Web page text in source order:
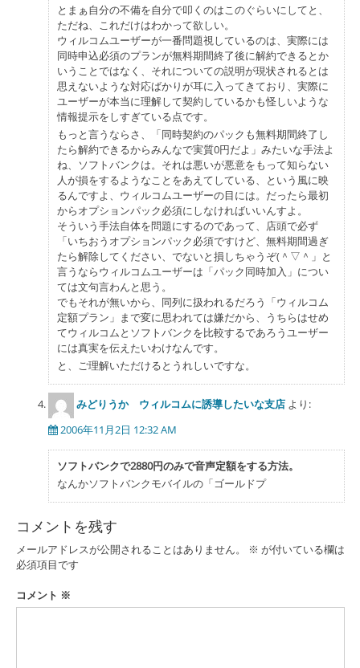
とまぁ自分の不備を自分で叩くのはこのぐらいにしてと、
ただね、これだけはわかって欲しい。
ウィルコムユーザーが一番問題視しているのは、実際には
同時申込必須のプランが無料期間終了後に解約できるとか
いうことではなく、それについての説明が現状されるとは
思えないような対応ばかりが耳に入ってきており、実際に
ユーザーが本当に理解して契約しているかも怪しいような
情報提示をしすぎている点です。
もっと言うならさ、「同時契約のパックも無料期間終了し
たら解約できるからみんなで実質0円だよ」みたいな手法よ
ね、ソフトバンクは。それは悪いが悪意をもって知らない
人が損をするようなことをあえてしている、という風に映
るんですよ、ウィルコムユーザーの目には。だったら最初
からオプションパック必須にしなければいいんすよ。
そういう手法自体を問題にするのであって、店頭で必ず
「いちおうオプションパック必須ですけど、無料期間過ぎ
たら解除してください、でないと損しちゃうぞ(＾▽＾」と
言うならウィルコムユーザーは「パック同時加入」につい
ては文句言わんと思う。
でもそれが無いから、同列に扱われるだろう「ウィルコム
定額プラン」まで変に思われては嫌だから、うちらはせめ
てウィルコムとソフトバンクを比較するであろうユーザー
には真実を伝えたいわけなんです。
と、ご理解いただけるとうれしいですな。
みどりうか ウィルコムに誘導したいな支店 より:
2006年11月2日 12:32 AM
ソフトバンクで2880円のみで音声定額をする方法。
なんかソフトバンクモバイルの「ゴールドプ
コメントを残す
メールアドレスが公開されることはありません。 ※ が付いている欄は
必須項目です
コメント ※